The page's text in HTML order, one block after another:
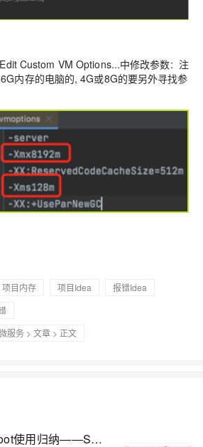
Custom VM Options...中修改参数: 注
内存的电脑的, 4G或8G的要另外寻找参
项目内存 项目Idea
报错Idea
服务 > 文章 > 正文
微服务——SpringBoot使用归纳——Spring Boot开发环境搭建和项目启动